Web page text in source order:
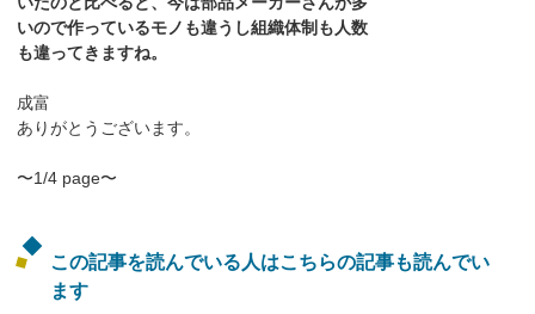
いので作っているモノも違うし組織体制も人数
も違ってきますね。
成富
ありがとうございます。
〜1/4 page〜
この記事を読んでいる人はこちらの記事も読んでい
ます